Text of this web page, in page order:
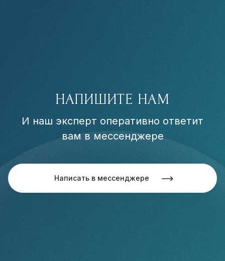
НАПИШИТЕ НАМ
И наш эксперт оперативно ответит
вам в мессенджере
Написать в мессенджере